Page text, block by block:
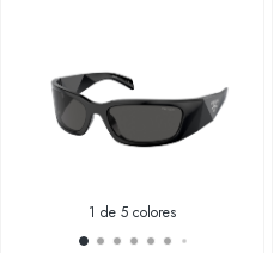
1 de 5 colores